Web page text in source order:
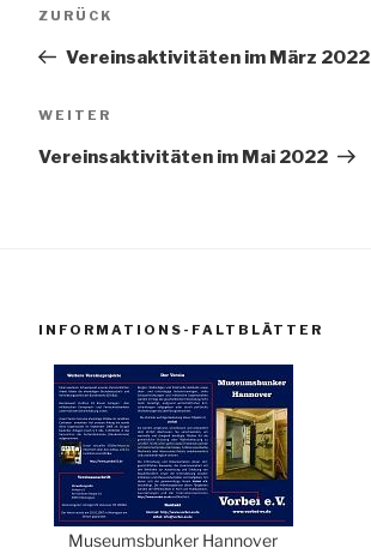
Vorheriger
ZURÜCK
Vereinsaktivitäten im März 2022
Nächster
WEITER
Vereinsaktivitäten im Mai 2022
INFORMATIONS-FALTBLÄTTER
Museumsbunker Hannover